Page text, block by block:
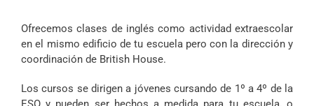
Ofrecemos clases de inglés como actividad extraescolar
en el mismo edificio de tu escuela pero con la dirección y
coordinación de British House.
Los cursos se dirigen a jóvenes cursando de 1º a 4º de la